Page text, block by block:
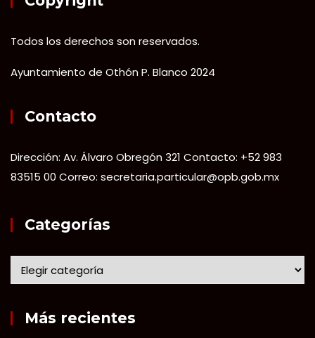
Todos los derechos son reservados.
Ayuntamiento de Othón P. Blanco 2024
Contacto
Dirección: Av. Álvaro Obregón 321 Contacto: +52 983
83515 00 Correo: secretaria.particular@opb.gob.mx
Categorías
Más recientes